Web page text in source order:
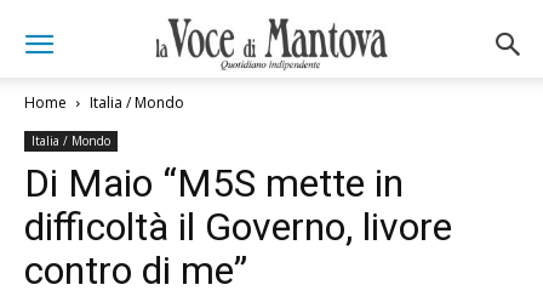
Home Italia / Mondo
Italia / Mondo
Di Maio “M5S mette in
difficoltà il Governo, livore
contro di me”